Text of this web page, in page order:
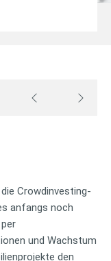
Crowdinvesting-
anfangs noch
und Wachstum
den